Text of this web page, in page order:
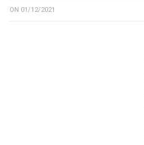
ON 01/12/2021